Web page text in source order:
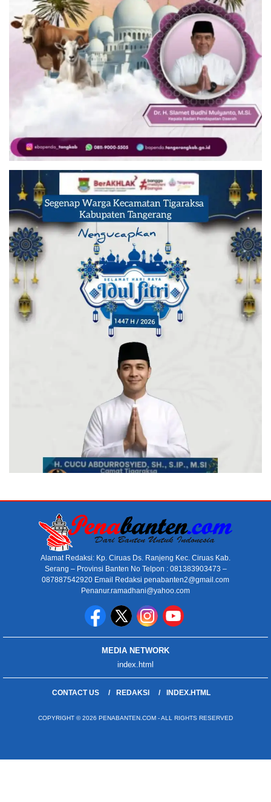
Alamat Redaksi: Kp. Ciruas Ds. Ranjeng Kec. Ciruas Kab.
Serang – Provinsi Banten No Telpon : 081383903473 –
087887542920 Email Redaksi penabanten2@gmail.com
Penanur.ramadhani@yahoo.com
MEDIA NETWORK
index.html
CONTACT US REDAKSI INDEX.HTML
COPYRIGHT © 2026 PENABANTEN.COM - ALL RIGHTS RESERVED